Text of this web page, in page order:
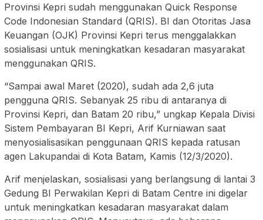
Provinsi Kepri sudah menggunakan Quick Response
Code Indonesian Standard (QRIS). BI dan Otoritas Jasa
Keuangan (OJK) Provinsi Kepri terus menggalakkan
sosialisasi untuk meningkatkan kesadaran masyarakat
menggunakan QRIS.
“Sampai awal Maret (2020), sudah ada 2,6 juta
pengguna QRIS. Sebanyak 25 ribu di antaranya di
Provinsi Kepri, dan Batam 20 ribu,” ungkap Kepala Divisi
Sistem Pembayaran BI Kepri, Arif Kurniawan saat
menyosialisasikan penggunaan QRIS kepada ratusan
agen Lakupandai di Kota Batam, Kamis (12/3/2020).
Arif menjelaskan, sosialisasi yang berlangsung di lantai 3
Gedung BI Perwakilan Kepri di Batam Centre ini digelar
untuk meningkatkan kesadaran masyarakat dalam